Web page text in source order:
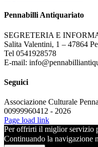
Pennabilli Antiquariato
SEGRETERIA E
Salita Valentini, 1 – 47864
Tel 0541928578
E-mail:
Seguici
Associazione Culturale
00999960412 - 2026
Page load link
Per offrirti il miglior servizio
Continuando la navigazione